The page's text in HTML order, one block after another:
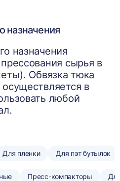
назначения
назначения
сырья в
Обвязка тюка
в
любой
Для пленки Для пэт бутылок
Пресс-компакторы